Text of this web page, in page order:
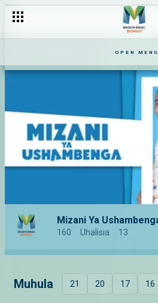
OPEN MENU
Mizani Ya
160 Uhalisia 13
Muhula 21 20 17 16